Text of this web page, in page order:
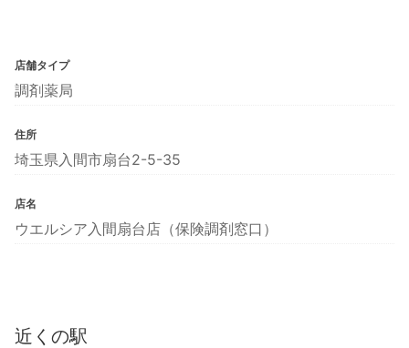
店舗タイプ
調剤薬局
住所
埼玉県入間市扇台2-5-35
店名
ウエルシア入間扇台店（保険調剤窓口）
近くの駅